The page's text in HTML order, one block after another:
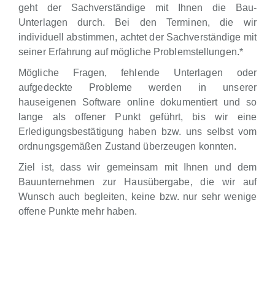
geht der Sachverständige mit Ihnen die Bau-
Unterlagen durch. Bei den Terminen, die wir
individuell abstimmen, achtet der Sachverständige mit
seiner Erfahrung auf mögliche Problemstellungen.*
Mögliche Fragen, fehlende Unterlagen oder
aufgedeckte Probleme werden in unserer
hauseigenen Software online dokumentiert und so
lange als offener Punkt geführt, bis wir eine
Erledigungsbestätigung haben bzw. uns selbst vom
ordnungsgemäßen Zustand überzeugen konnten.
Ziel ist, dass wir gemeinsam mit Ihnen und dem
Bauunternehmen zur Hausübergabe, die wir auf
Wunsch auch begleiten, keine bzw. nur sehr wenige
offene Punkte mehr haben.